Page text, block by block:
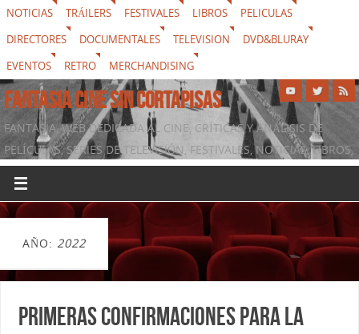
NOTICIAS TRÁILERS FESTIVALES LIBROS
PELICULAS
DIRECTORES
DOCUMENTALES TELEVISION
DVD&BLURAY
EVENTOS
RETRO MERCHANDISING
FANTASIA CINE SIN CORTAPISAS
FANTASIA, WEB DEDICADA AL CINE, CRÍTICAS Y ANÁLISIS DE
PELÍCULAS, SERIES DE TELEVISIÓN, FESTIVALES, NOTICIAS, LIBROS,
DVD & BLURAY, MERCHANDISING Y TODO LO QUE RODEA AL
SÉPTIMO ARTE
AÑO: 2022
Primeras confirmaciones para la